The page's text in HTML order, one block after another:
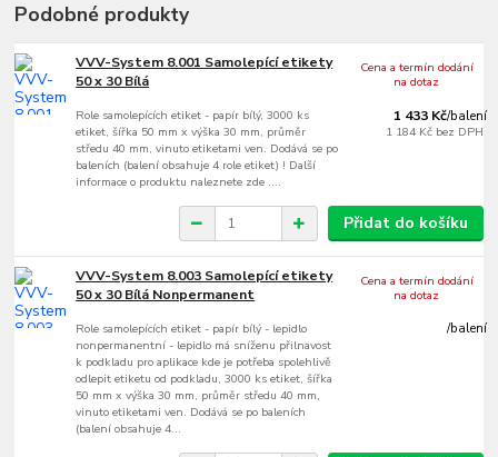
Podobné produkty
VVV-System 8.001 Samolepící etikety
50 x 30 Bílá
Role samolepících etiket - papír bílý, 3000 ks
etiket, šířka 50 mm x výška 30 mm, průměr
středu 40 mm, vinuto etiketami ven. Dodává se po
baleních (balení obsahuje 4 role etiket) ! Další
informace o produktu naleznete zde ....
1 433 Kč/balení
1 184 Kč bez DPH
Cena a termín dodání
na dotaz
Přidat do košíku
VVV-System 8.003 Samolepící etikety
50 x 30 Bílá Nonpermanent
Role samolepících etiket - papír bílý - lepidlo
nonpermanentní - lepidlo má sníženu přilnavost
k podkladu pro aplikace kde je potřeba spolehlivě
odlepit etiketu od podkladu, 3000 ks etiket, šířka
50 mm x výška 30 mm, průměr středu 40 mm,
vinuto etiketami ven. Dodává se po baleních
(balení obsahuje 4...
/balení
Cena a termín dodání
na dotaz